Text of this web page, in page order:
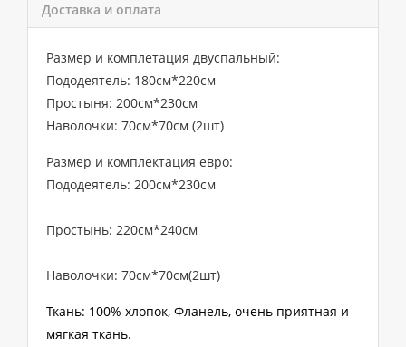
Доставка и оплата
Размер и комплетация двуспальный:
Пододеятель: 180см*220см
Простыня: 200см*230см
Наволочки: 70см*70см (2шт)
Размер и комплектация евро:
Пододеятель: 200см*230см
Простынь: 220см*240см
Наволочки: 70см*70см(2шт)
Ткань: 100% хлопок, Фланель, очень приятная и
мягкая ткань.